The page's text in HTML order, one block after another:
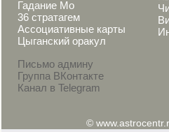
Гадание Мо
36 стратагем
Ассоциативные карты
Цыганский оракул
Письмо админу
Группа ВКонтакте
Канал в Telegram
©